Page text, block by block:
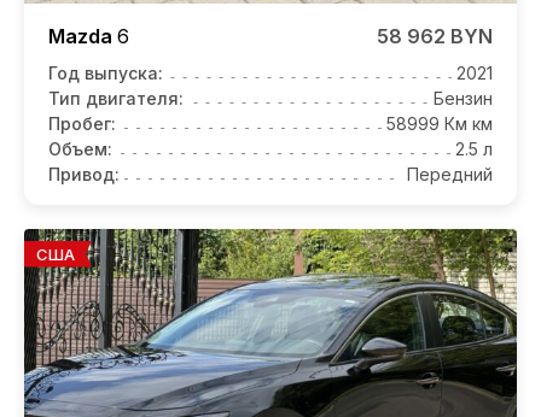
Mazda 6 58 962 BYN
Год выпуска:
2021
Тип двигателя:
Бензин
Пробег:
58999 Км км
Объем:
2.5 л
Привод:
Передний
США